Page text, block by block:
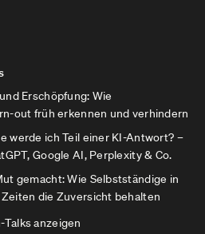
Erschöpfung: Wie
out früh erkennen und verhindern
werde ich Teil einer KI-Antwort? –
Google AI, Perplexity & Co.
gemacht: Wie Selbstständige in
die Zuversicht behalten
anzeigen